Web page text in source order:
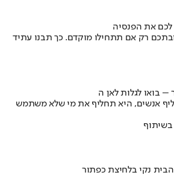
לכם את הפנסיה
רק אם תתחילו מוקדם. כך תבנו עתיד
אנשים, היא תחליף את מי שלא משתמש
נקי בלחיצת כפתור